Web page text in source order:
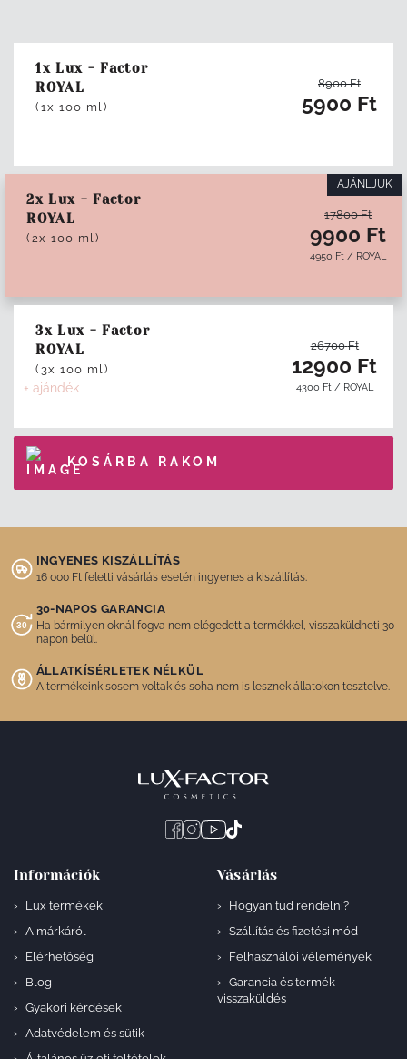
1x Lux - Factor
ROYAL
(1x 100 ml)
8900 Ft
5900 Ft
AJÁNLJUK
2x Lux - Factor
ROYAL
(2x 100 ml)
17800 Ft
9900 Ft
4950 Ft / ROYAL
3x Lux - Factor
ROYAL
(3x 100 ml)
+ ajándék
26700 Ft
12900 Ft
4300 Ft/ ROYAL
KOSÁRBA RAKOM
INGYENES KISZÁLLÍTÁS
16 000 Ft feletti vásárlás esetén ingyenes a kiszállítás.
30-NAPOS GARANCIA
Ha bármilyen oknál fogva nem elégedett a termékkel, visszaküldheti 30-
napon belül.
ÁLLATKÍSÉRLETEK NÉLKÜL
A termékeink sosem voltak és soha nem is lesznek állatokon tesztelve.
Információk
Lux termékek
A márkáról
Elérhetőség
Blog
Gyakori kérdések
Adatvédelem és sütik
Vásárlás
Hogyan tud rendelni?
Szállítás és fizetési mód
Felhasználói vélemények
Garancia és termék
visszaküldés